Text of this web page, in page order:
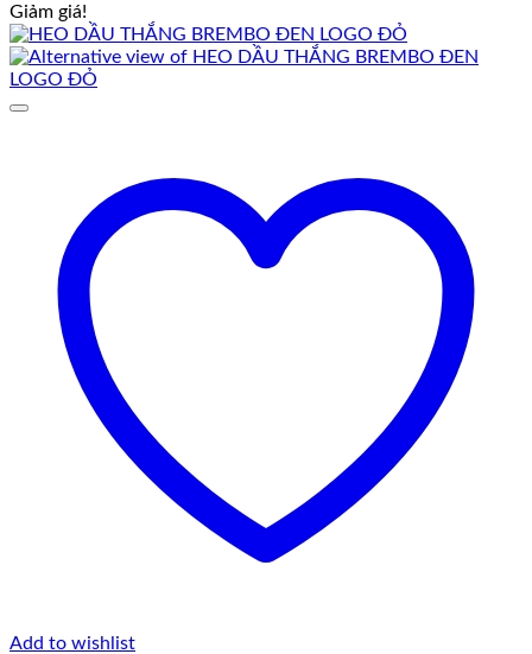
Giảm giá!
Add to wishlist